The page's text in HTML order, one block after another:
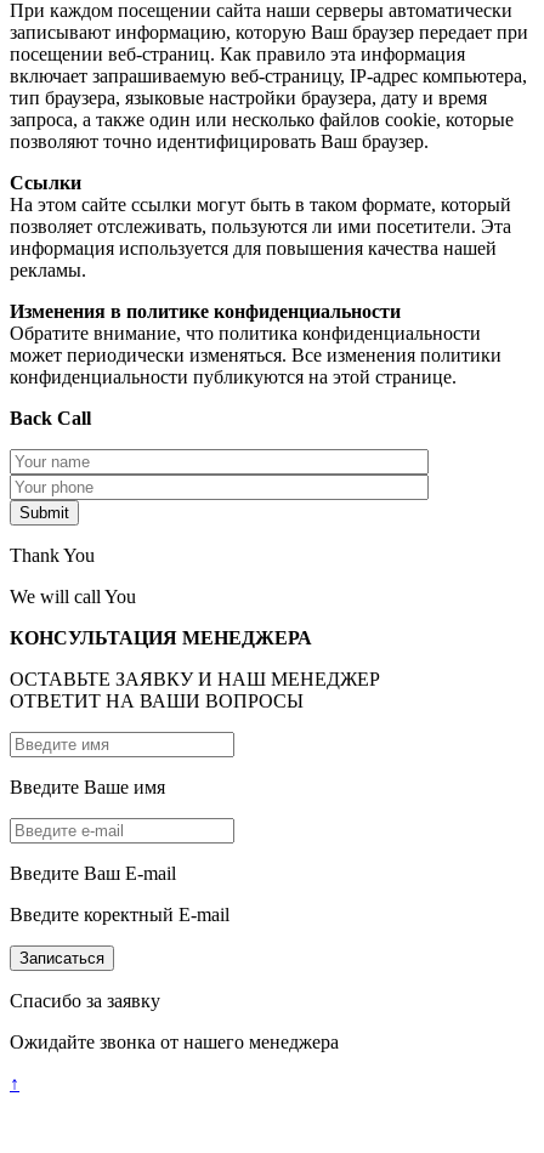
При каждом посещении сайта наши серверы автоматически
записывают информацию, которую Ваш браузер передает при
посещении веб-страниц. Как правило эта информация
включает запрашиваемую веб-страницу, IP-адрес компьютера,
тип браузера, языковые настройки браузера, дату и время
запроса, а также один или несколько файлов cookie, которые
позволяют точно идентифицировать Ваш браузер.
Ссылки
На этом сайте ссылки могут быть в таком формате, который
позволяет отслеживать, пользуются ли ими посетители. Эта
информация используется для повышения качества нашей
рекламы.
Изменения в политике конфиденциальности
Обратите внимание, что политика конфиденциальности
может периодически изменяться. Все изменения политики
конфиденциальности публикуются на этой странице.
Back Call
Thank You
We will call You
КОНСУЛЬТАЦИЯ МЕНЕДЖЕРА
ОСТАВЬТЕ ЗАЯВКУ И НАШ МЕНЕДЖЕР
ОТВЕТИТ НА ВАШИ ВОПРОСЫ
Введите Ваше имя
Введите Ваш E-mail
Введите коректный E-mail
Спасибо за заявку
Ожидайте звонка от нашего менеджера
↑